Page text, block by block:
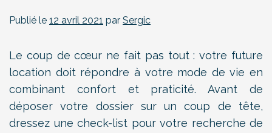
Publié le 12 avril 2021 par Sergic
Le coup de cœur ne fait pas tout : votre future
location doit répondre à votre mode de vie en
combinant confort et praticité. Avant de
déposer votre dossier sur un coup de tête,
dressez une check-list pour votre recherche de